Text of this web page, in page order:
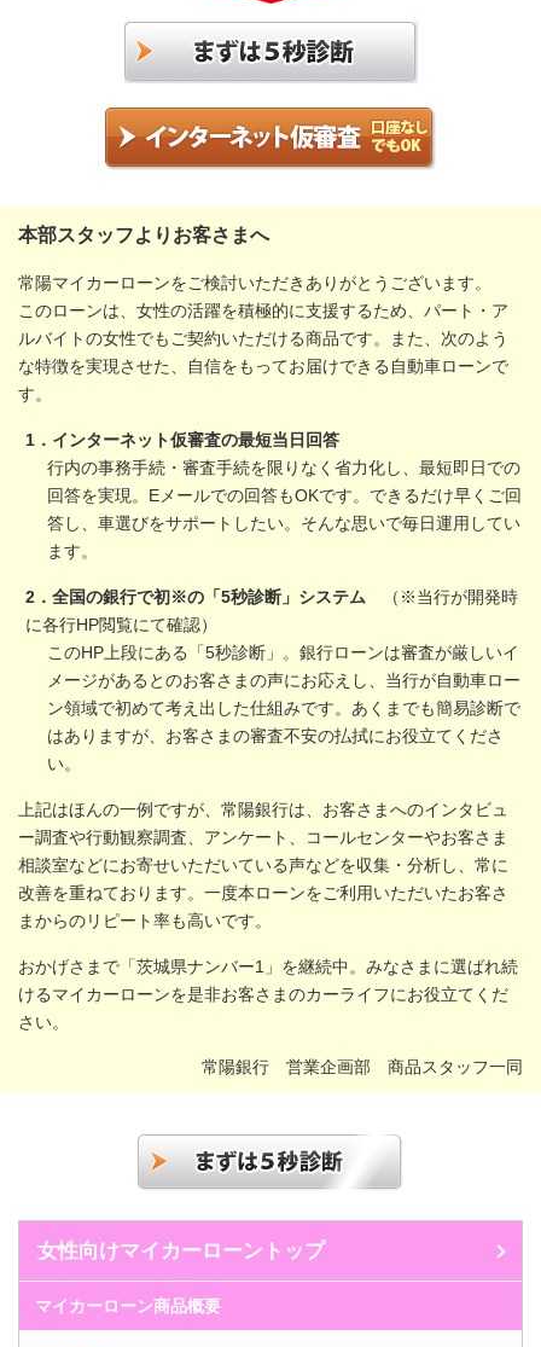
本部スタッフよりお客さまへ
常陽マイカーローンをご検討いただきありがとうございます。
このローンは、女性の活躍を積極的に支援するため、パート・ア
ルバイトの女性でもご契約いただける商品です。また、次のよう
な特徴を実現させた、自信をもってお届けできる自動車ローンで
す。
1．インターネット仮審査の最短当日回答
行内の事務手続・審査手続を限りなく省力化し、最短即日での
回答を実現。Eメールでの回答もOKです。できるだけ早くご回
答し、車選びをサポートしたい。そんな思いで毎日運用してい
ます。
2．全国の銀行で初※の「5秒診断」システム
（※当行が開発時
に各行HP閲覧にて確認）
このHP上段にある「5秒診断」。銀行ローンは審査が厳しいイ
メージがあるとのお客さまの声にお応えし、当行が自動車ロー
ン領域で初めて考え出した仕組みです。あくまでも簡易診断で
はありますが、お客さまの審査不安の払拭にお役立てくださ
い。
上記はほんの一例ですが、常陽銀行は、お客さまへのインタビュ
ー調査や行動観察調査、アンケート、コールセンターやお客さま
相談室などにお寄せいただいている声などを収集・分析し、常に
改善を重ねております。一度本ローンをご利用いただいたお客さ
まからのリピート率も高いです。
おかげさまで「茨城県ナンバー1」を継続中。みなさまに選ばれ続
けるマイカーローンを是非お客さまのカーライフにお役立てくだ
さい。
常陽銀行 営業企画部 商品スタッフ一同
女性向けマイカーローントップ
マイカーローン商品概要